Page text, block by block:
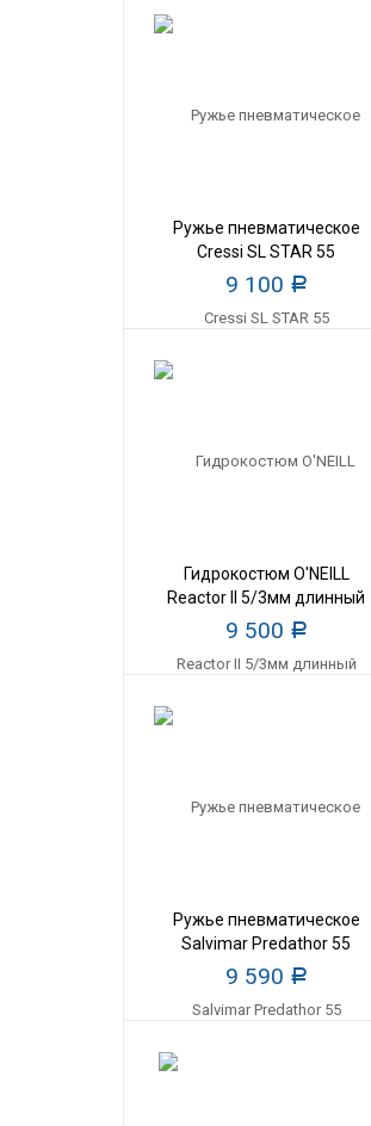
Ружье пневматическое
Cressi SL STAR 55
9 100 Р
Гидрокостюм O'NEILL
Reactor II 5/3мм длинный
мужской
9 500 Р
Ружье пневматическое
Salvimar Predathor 55
9 590 Р